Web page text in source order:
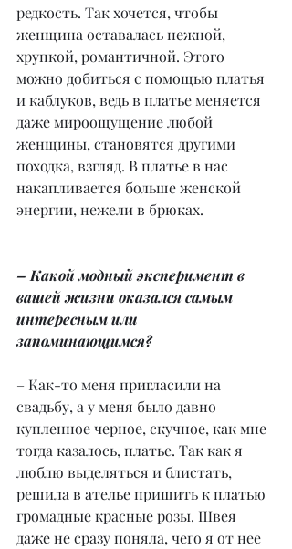
редкость. Так хочется, чтобы
женщина оставалась нежной,
хрупкой, романтичной. Этого
можно добиться с помощью платья
и каблуков, ведь в платье меняется
даже мироощущение любой
женщины, становятся другими
походка, взгляд. В платье в нас
накапливается больше женской
энергии, нежели в брюках.
– Какой модный эксперимент в
вашей жизни оказался самым
интересным или
запоминающимся?
– Как-то меня пригласили на
свадьбу, а у меня было давно
купленное черное, скучное, как мне
тогда казалось, платье. Так как я
люблю выделяться и блистать,
решила в ателье пришить к платью
громадные красные розы. Швея
даже не сразу поняла, чего я от нее